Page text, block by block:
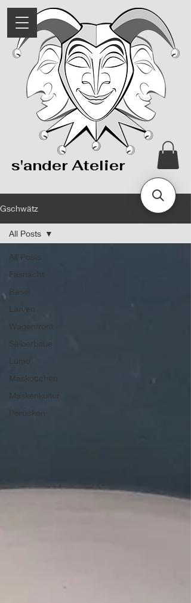
s'ander Atelier
Gschwätz
All Posts
Fasnacht
Basel
Larven
Wagenfront
Sälberbaue
Lumo
Maskottchen
Maskenkultur
Perücken
All Posts